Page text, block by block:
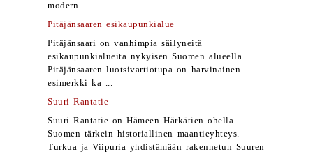
modern ...
Pitäjänsaaren esikaupunkialue
Pitäjänsaari on vanhimpia säilyneitä
esikaupunkialueita nykyisen Suomen alueella.
Pitäjänsaaren luotsivartiotupa on harvinainen
esimerkki ka ...
Suuri Rantatie
Suuri Rantatie on Hämeen Härkätien ohella
Suomen tärkein historiallinen maantieyhteys.
Turkua ja Viipuria yhdistämään rakennetun Suuren